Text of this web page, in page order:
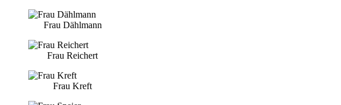
Frau Dählmann
Frau Reichert
Frau Kreft